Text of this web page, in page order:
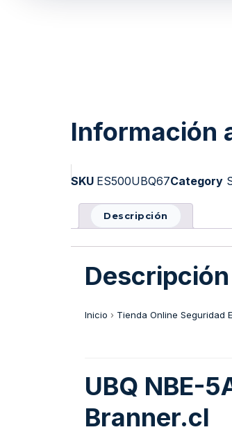
Información
SKU ES500UBQ67Category
Descripción
Descripción
Inicio › Tienda Online Seguridad
UBQ NBE-
Branner.cl